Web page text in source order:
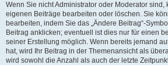
Wenn Sie nicht Administrator oder Moderator sind,
eigenen Beiträge bearbeiten oder löschen. Sie
bearbeiten, indem Sie das „Ändere Beitrag“-
Beitrag anklicken; eventuell ist dies nur für einen
seiner Erstellung möglich. Wenn bereits jemand
hat, wird Ihr Beitrag in der Themenansicht als
wird sowohl die Anzahl als auch der letzte